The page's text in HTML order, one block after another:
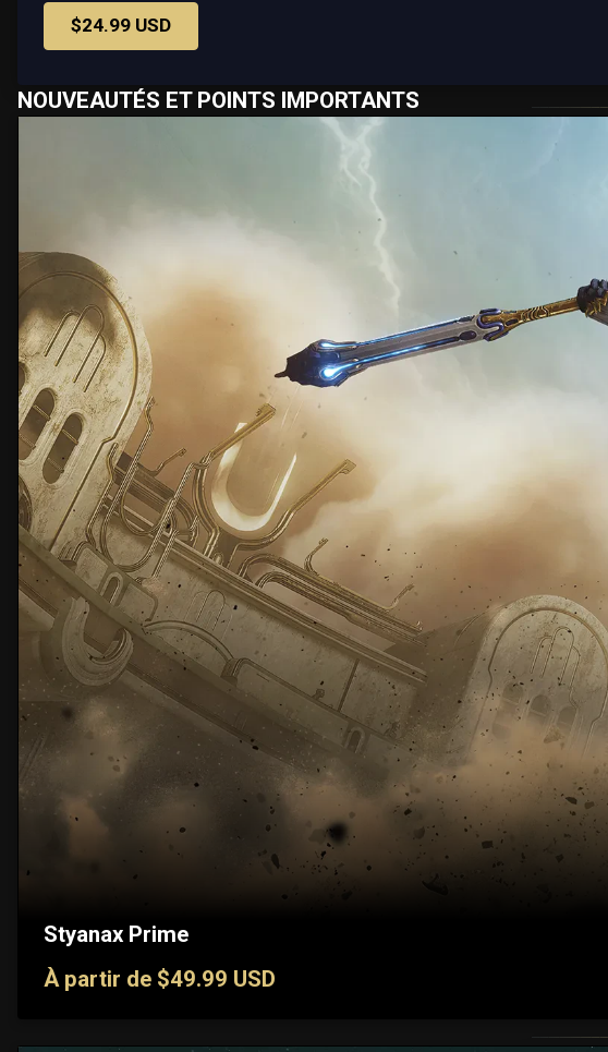
$24.99 USD
NOUVEAUTÉS ET POINTS IMPORTANTS
Styanax Prime
À partir de $49.99 USD